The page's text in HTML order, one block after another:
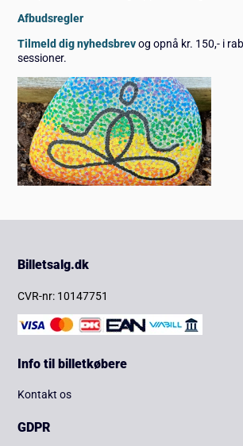
Afbudsregler
Tilmeld dig nyhedsbrevog opnå kr. 150,- i
sessioner.
Billetsalg.dk
CVR-nr: 10147751
Info til billetkøbere
Kontakt os
GDPR